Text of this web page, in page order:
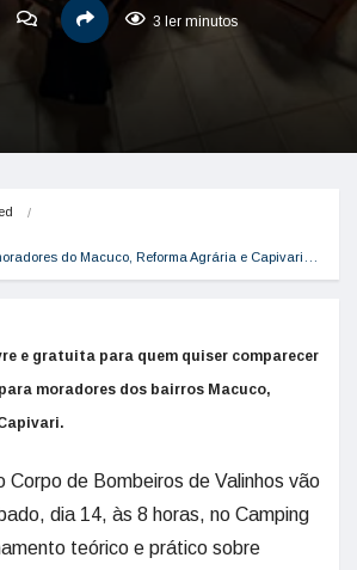
3 ler minutos
do Macuco, Reforma Agrária e Capivari…
e gratuita para quem quiser comparecer
moradores dos bairros Macuco,
Corpo de Bombeiros de Valinhos vão
dia 14, às 8 horas, no Camping
teórico e prático sobre